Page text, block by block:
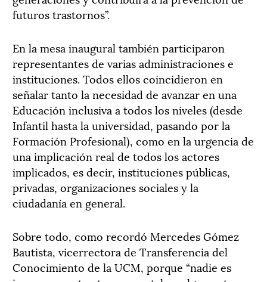
futuros trastornos”.
En la mesa inaugural también participaron
representantes de varias administraciones e
instituciones. Todos ellos coincidieron en
señalar tanto la necesidad de avanzar en una
Educación inclusiva a todos los niveles (desde
Infantil hasta la universidad, pasando por la
Formación Profesional), como en la urgencia de
una implicación real de todos los actores
implicados, es decir, instituciones públicas,
privadas, organizaciones sociales y la
ciudadanía en general.
Sobre todo, como recordó Mercedes Gómez
Bautista, vicerrectora de Transferencia del
Conocimiento de la UCM, porque “nadie es